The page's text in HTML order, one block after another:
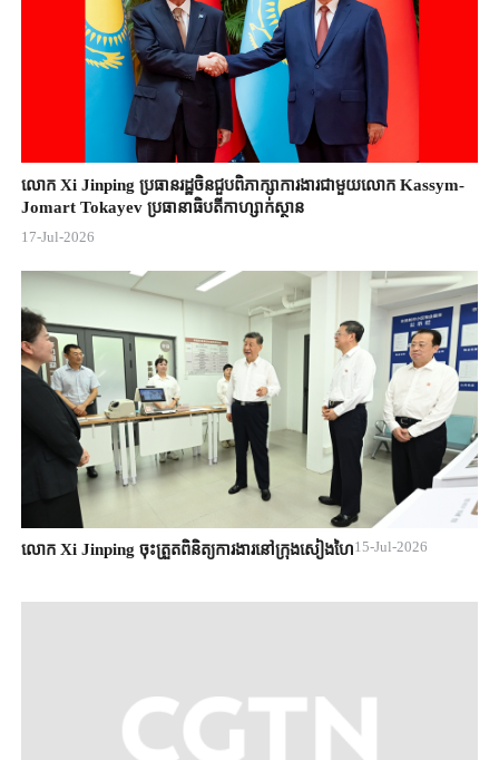
លោក Xi Jinping ប្រធានរដ្ឋចិន​ជួបពិភាក្សា​ការងារជាមួយ​លោក Kassym-
Jomart ​Tokayev ​ប្រធានាធិបតី​កាហ្សាក់ស្ថាន​
17-Jul-2026
លោក Xi Jinping ចុះត្រួតពិនិត្យការងារនៅក្រុងសៀងហៃ15-Jul-2026